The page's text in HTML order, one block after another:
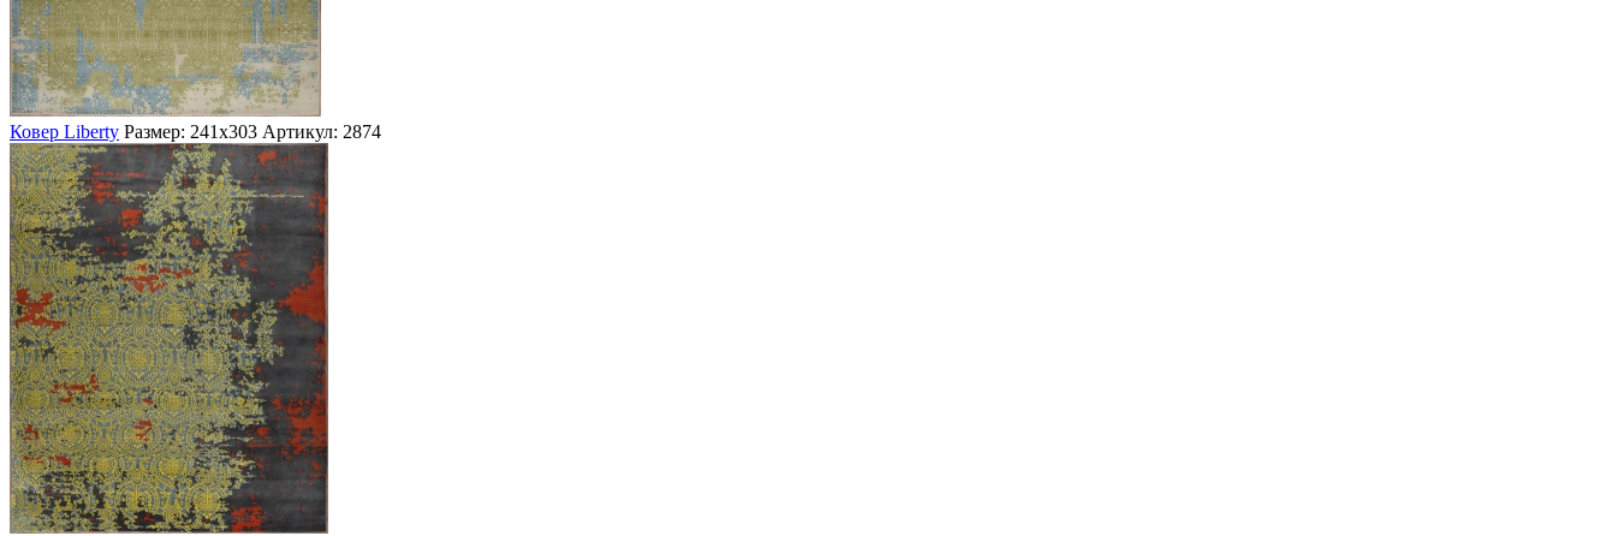
Ковер Liberty Размер: 241х303 Артикул: 2874